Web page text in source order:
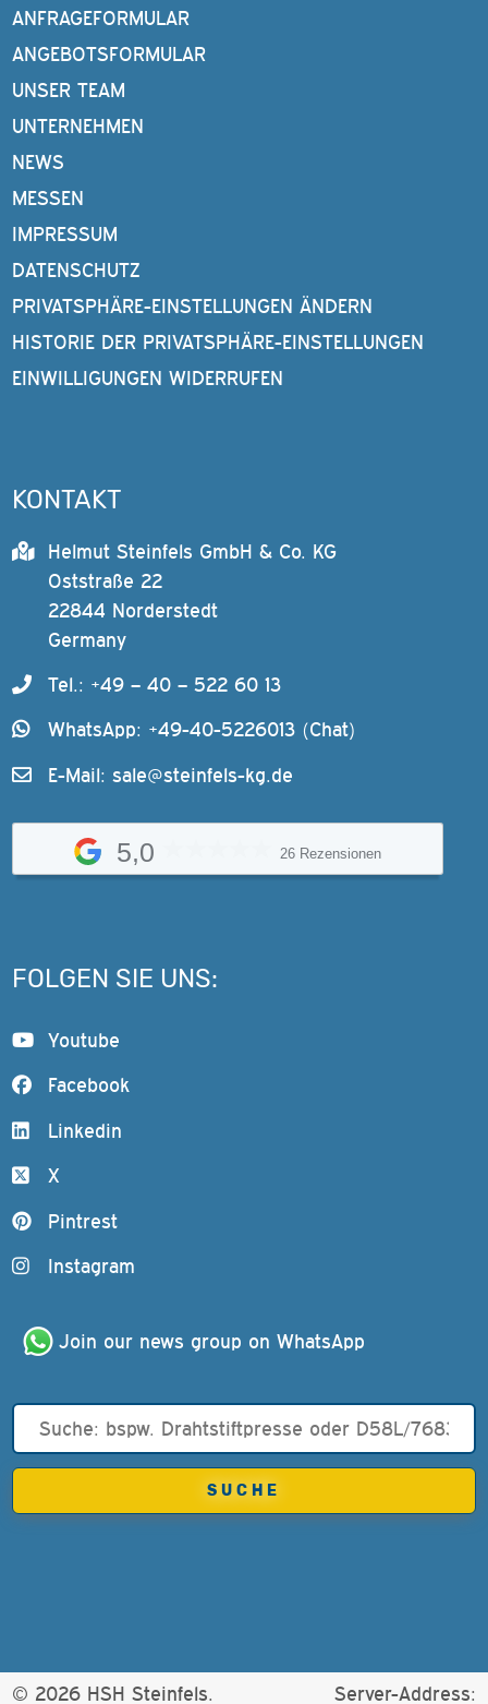
ANFRAGEFORMULAR
ANGEBOTSFORMULAR
UNSER TEAM
UNTERNEHMEN
NEWS
MESSEN
IMPRESSUM
DATENSCHUTZ
PRIVATSPHÄRE-EINSTELLUNGEN ÄNDERN
HISTORIE DER PRIVATSPHÄRE-EINSTELLUNGEN
EINWILLIGUNGEN WIDERRUFEN
KONTAKT
Helmut Steinfels GmbH & Co. KG
Oststraße 22
22844 Norderstedt
Germany
Tel.: +49 – 40 – 522 60 13
WhatsApp: +49-40-5226013 (Chat)
E-Mail: sale@steinfels-kg.de
5,0 26 Rezensionen
FOLGEN SIE UNS:
Youtube
Facebook
Linkedin
X
Pintrest
Instagram
Join our news group on WhatsApp
© 2026 HSH Steinfels. Server-Address: